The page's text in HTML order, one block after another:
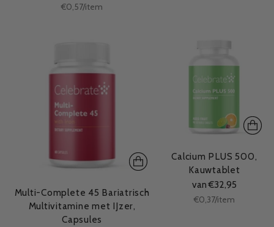
Stukprijs
€0,57/per
item
Multi-Complete 45 Bariatrisch
Multivitamine met IJzer,
Capsules
Calcium PLUS 500,
Kauwtablet
van €32,95
Stukprijs
€0,37/per
item